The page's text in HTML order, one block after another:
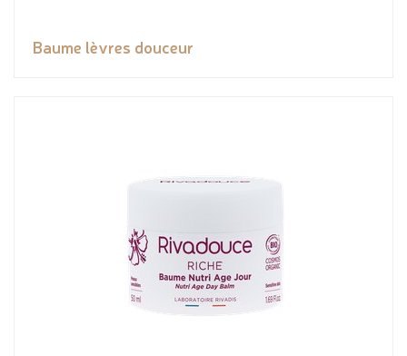
Baume lèvres douceur